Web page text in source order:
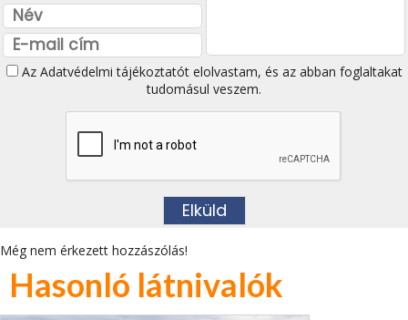
Az Adatvédelmi tájékoztatótelolvastam, és az abban foglaltakat
tudomásul veszem.
Még nem érkezett hozzászólás!
Hasonló látnivalók